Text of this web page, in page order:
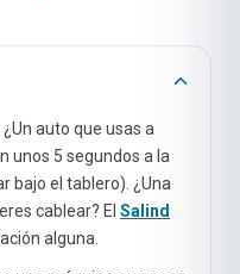
auto que usas a
unos 5 segundos a la
bajo el tablero). ¿Una
cablear? El Salind
alguna.